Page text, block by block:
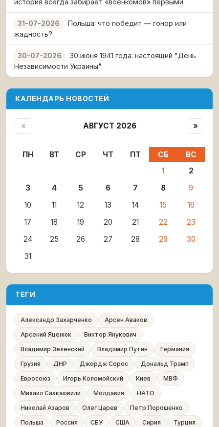
31-07-2026
Польша: что победит — гонор или
жадность?
30-07-2026
30 июня 1941 года: настоящий "День
Независимости Украины"
КАЛЕНДАРЬ НОВОСТЕЙ
« АВГУСТ 2026 »
ПН ВТ СР ЧТ ПТ СБ
ВС
1
2
3
4 5 6 7 8
9
10
11 12 13 14 15
16
17
18 19 20 21 22
23
24
25 26 27 28 29
30
31
ТЕГИ
Александр Захарченко
Арсен Аваков
Арсений Яценюк
Виктор Янукович
Владимир Зеленский
Владимир Путин
Германия
Грузия
ДНР Джордж Сорос
Дональд Трамп
Евросоюз
Игорь Коломойский Киев
МВФ
Михаил Саакашвили
Молдавия
НАТО
Николай Азаров
Олег Царев
Петр Порошенко
Польша
Россия СБУ США Сирия
Турция